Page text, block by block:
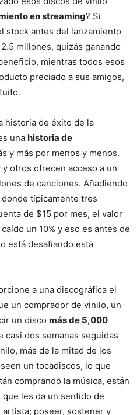
en streaming? Si
stock antes del lanzamiento
millones, quizás ganando
mientras todos esos
preciado a sus amigos,
historia de éxito de la
una historia de
y más por menos y menos.
otros ofrecen acceso a un
de canciones. Añadiendo
típicamente tres
de $15 por mes, el valor
un 10% y eso es antes de
está desafiando esta
a una discográfica el
un comprador de vinilo, un
un disco más de 5,000
casi dos semanas seguidas
más de la mitad de los
un tocadiscos, lo que
comprando la música, están
que les da un sentido de
poseer, sostener y